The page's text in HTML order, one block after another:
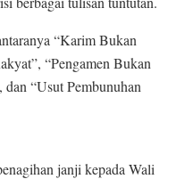
“Karim Bukan
“Pengamen Bukan
“Usut Pembunuhan
janji kepada Wali